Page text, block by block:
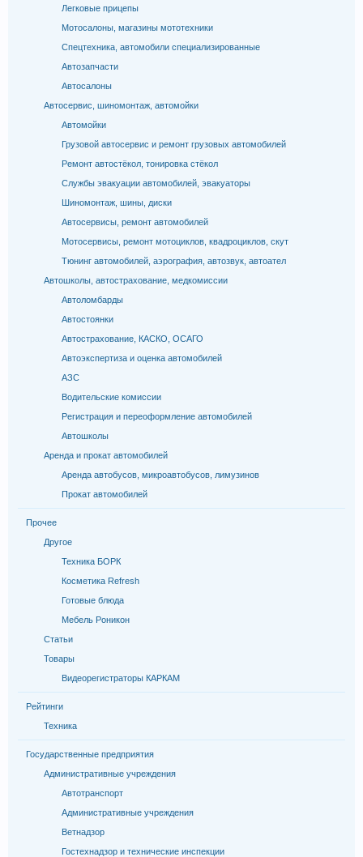
Легковые прицепы
Мотосалоны, магазины мототехники
Спецтехника, автомобили специализированные
Автозапчасти
Автосалоны
Автосервис, шиномонтаж, автомойки
Автомойки
Грузовой автосервис и ремонт грузовых автомобилей
Ремонт автостёкол, тонировка стёкол
Службы эвакуации автомобилей, эвакуаторы
Шиномонтаж, шины, диски
Автосервисы, ремонт автомобилей
Мотосервисы, ремонт мотоциклов, квадроциклов, скут
Тюнинг автомобилей, аэрография, автозвук, автоател
Автошколы, автострахование, медкомиссии
Автоломбарды
Автостоянки
Автострахование, КАСКО, ОСАГО
Автоэкспертиза и оценка автомобилей
АЗС
Водительские комиссии
Регистрация и переоформление автомобилей
Автошколы
Аренда и прокат автомобилей
Аренда автобусов, микроавтобусов, лимузинов
Прокат автомобилей
Прочее
Другое
Техника БОРК
Косметика Refresh
Готовые блюда
Мебель Роникон
Статьи
Товары
Видеорегистраторы КАРКАМ
Рейтинги
Техника
Государственные предприятия
Административные учреждения
Автотранспорт
Административные учреждения
Ветнадзор
Гостехнадзор и технические инспекции